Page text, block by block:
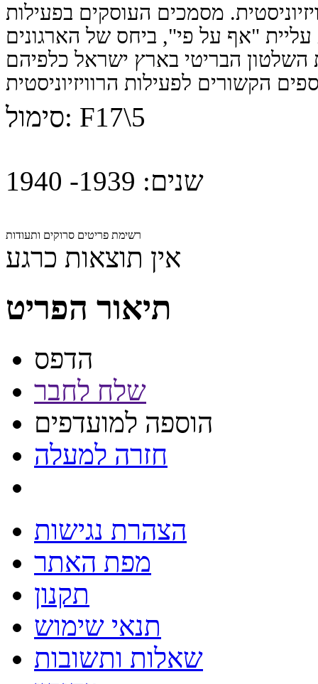
מסמכים העוסקים בפעילות
"אף על פי", ביחס של הארגונים
השלטון הבריטי בארץ ישראל כלפיהם
הקשורים לפעילות הרוויזיוניסטית
סימול: F17\5
שנים: 1939- 1940
רשימת פריטים סרוקים ותעודות
אין תוצאות כרגע
תיאור הפריט
הדפס
שלח לחבר
הוספה למועדפים
חזרה למעלה
הצהרת נגישות
מפת האתר
תקנון
תנאי שימוש
שאלות ותשובות